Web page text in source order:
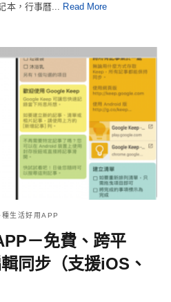
本，行事曆... Read More
種生活好用APP
－免費、跨平
同步（支援iOS、